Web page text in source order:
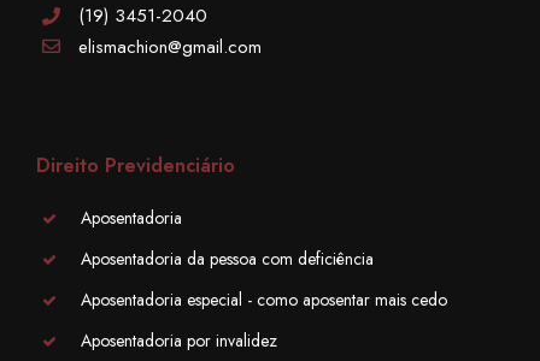
(19) 3451-2040
elismachion@gmail.com
Direito Previdenciário
Aposentadoria
Aposentadoria da pessoa com deficiência
Aposentadoria especial - como aposentar mais cedo
Aposentadoria por invalidez